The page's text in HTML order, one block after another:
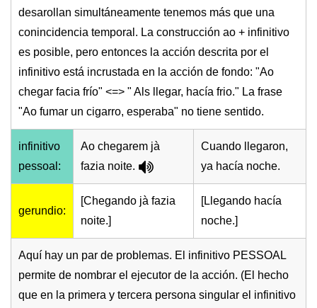
desarollan simultáneamente tenemos más que una
conincidencia temporal. La construcción ao + infinitivo
es posible, pero entonces la acción descrita por el
infinitivo está incrustada en la acción de fondo: "Ao
chegar facia frío" <=> " Als llegar, hacía frio." La frase
"Ao fumar un cigarro, esperaba" no tiene sentido.
infinitivo
pessoal:
Ao chegarem jà
fazia noite.
Cuando llegaron,
ya hacía noche.
gerundio:
[Chegando jà fazia
noite.]
[Llegando hacía
noche.]
Aquí hay un par de problemas. El infinitivo PESSOAL
permite de nombrar el ejecutor de la acción. (El hecho
que en la primera y tercera persona singular el infinitivo